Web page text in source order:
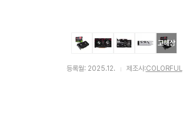
고해상
등록월: 2025.12. 제조사:COLORFUL